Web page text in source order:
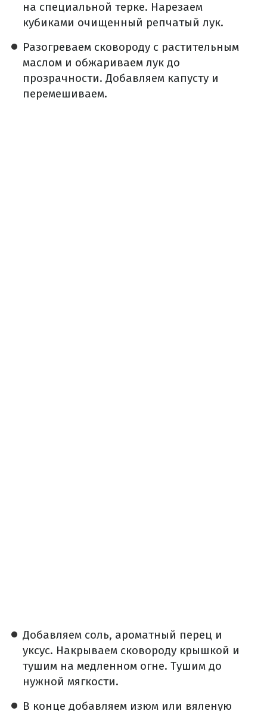
на специальной терке. Нарезаем
кубиками очищенный репчатый лук.
Разогреваем сковороду с растительным
маслом и обжариваем лук до
прозрачности. Добавляем капусту и
перемешиваем.
Добавляем соль, ароматный перец и
уксус. Накрываем сковороду крышкой и
тушим на медленном огне. Тушим до
нужной мягкости.
В конце добавляем изюм или вяленую